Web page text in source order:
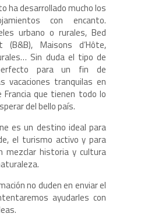
ha desarrollado mucho los
con encanto.
urbano o rurales, Bed
(B&B), Maisons d’Hôte,
Sin duda el tipo de
para un fin de
vacaciones tranquilas en
Francia que tienen todo lo
del bello país.
es un destino ideal para
el turismo activo y para
mezclar historia y cultura
no duden en enviar el
ayudarles con